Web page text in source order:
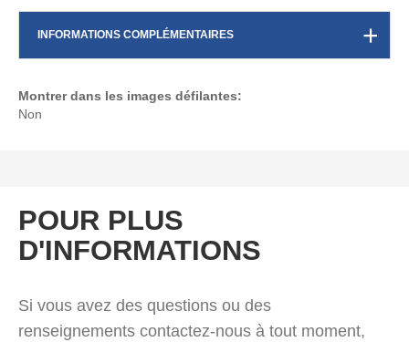
INFORMATIONS COMPLÉMENTAIRES
Montrer dans les images défilantes:
Non
POUR PLUS
D'INFORMATIONS
Si vous avez des questions ou des
renseignements contactez-nous à tout moment,